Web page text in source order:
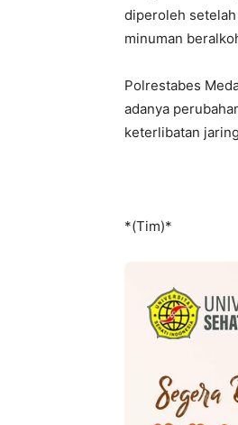
diperoleh setelah
minuman
Polrestabes
adanya
keterlibatan
*(Tim)*